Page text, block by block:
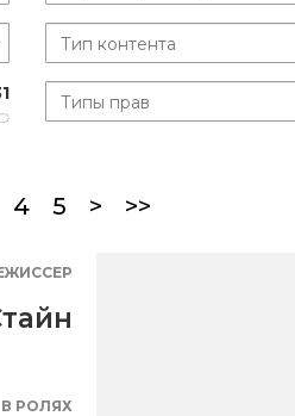
4 5 > >>
В РОЛЯХ